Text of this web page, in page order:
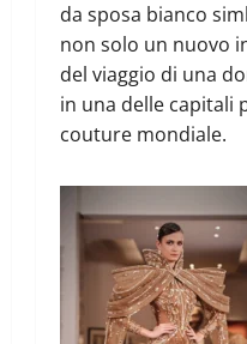
da sposa bianco
non solo un nuovo
del viaggio di una
in una delle capitali
couture mondiale.